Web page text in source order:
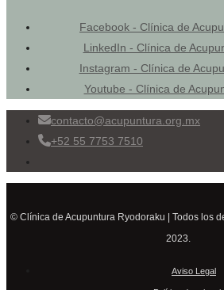
Facebook - Clínica de
LinkedIn - Clínica de
Instagram - Clínica de
Youtube - Clínica de
contacto@acupuntura.org.mx
+52 55 7753 7510
© Clínica de Acupuntura Ryodoraku | Todos los
2023.
Aviso Legal